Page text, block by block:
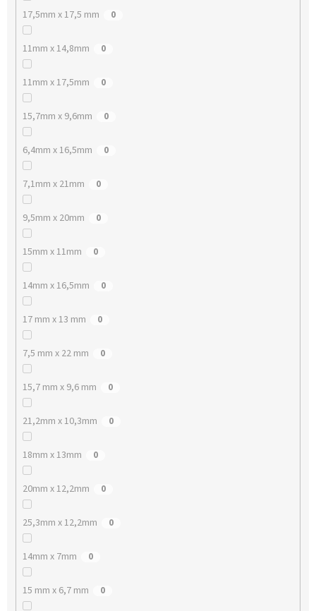
17,5mm x 17,5 mm 0
11mm x 14,8mm 0
11mm x 17,5mm 0
15,7mm x 9,6mm 0
6,4mm x 16,5mm 0
7,1mm x 21mm 0
9,5mm x 20mm 0
15mm x 11mm 0
14mm x 16,5mm 0
17 mm x 13 mm 0
7,5 mm x 22 mm 0
15,7 mm x 9,6 mm 0
21,2mm x 10,3mm 0
18mm x 13mm 0
20mm x 12,2mm 0
25,3mm x 12,2mm 0
14mm x 7mm 0
15 mm x 6,7 mm 0